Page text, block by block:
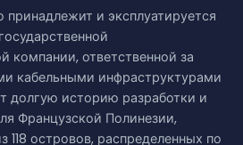
и эксплуатируется
компании, ответственной за
кабельными инфраструктурами
долгую историю разработки и
Французской Полинезии,
118 островов, распределенных по